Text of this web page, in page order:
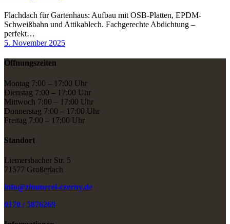
Flachdach für Gartenhaus: Aufbau mit OSB-Platten, EPDM-
Schweißbahn und Attikablech. Fachgerechte Abdichtung –
perfekt…
5. November 2025
Öffnungszeiten
Montag 7:00 – 17:00 Uhr
Dienstag 7:00 – 17:00 Uhr
Mittwoch 7:00 – 17:00 Uhr
Donnerstag 7:00 – 17:00 Uhr
Freitag 7:00 – 17:00 Uhr
Standort
Liemersbacher Str. 5
71577 Großerlach
info@zimmerei-czerny.de
0170 / 5876269